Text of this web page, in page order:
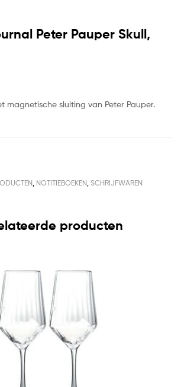
Peter Pauper Skull,
magnetische sluiting van Peter Pauper.
NOTITIEBOEKEN SCHRIJFWAREN
producten